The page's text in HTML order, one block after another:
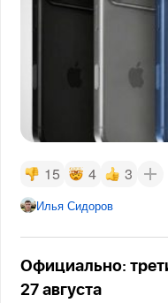
15 4 3
Илья Сидоров
Официально:
27 августа